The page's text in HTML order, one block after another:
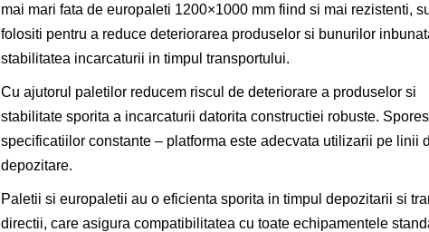
mai mari fata de europaleti 1200×1000 mm fiind si mai rezistenti,
folositi pentru a reduce deteriorarea produselor si bunurilor
stabilitatea incarcaturii in timpul transportului.
Cu ajutorul paletilor reducem riscul de deteriorare a produselor si
stabilitate sporita a incarcaturii datorita constructiei robuste.
specificatiilor constante – platforma este adecvata utilizarii pe linii
depozitare.
Paletii si europaletii au o eficienta sporita in timpul depozitarii si
directii, care asigura compatibilitatea cu toate echipamentele